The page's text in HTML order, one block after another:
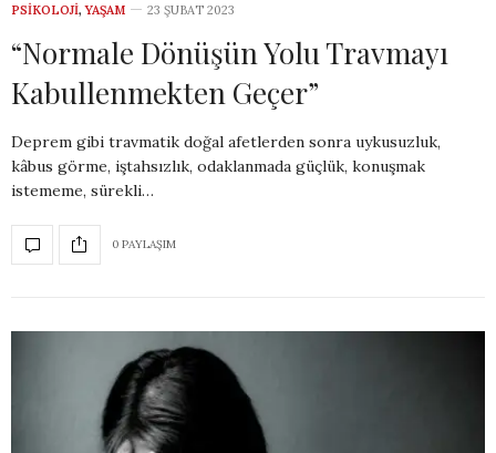
PSIKOLOJI, YAŞAM 23 ŞUBAT 2023
“Normale Dönüşün Yolu Travmayı
Kabullenmekten Geçer”
Deprem gibi travmatik doğal afetlerden sonra uykusuzluk,
kâbus görme, iştahsızlık, odaklanmada güçlük, konuşmak
istememe, sürekli…
0 PAYLAŞIM